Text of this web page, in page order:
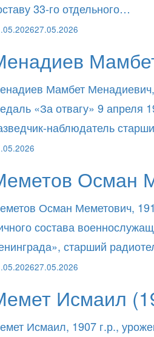
33-го отдельного…
27.05.2026
Мамбет
«За отвагу» 9 апреля
наблюдатель
Осман
Осман Меметович,
состава
старший
27.05.2026
Исмаил
Исмаил, 1907 г.р.,